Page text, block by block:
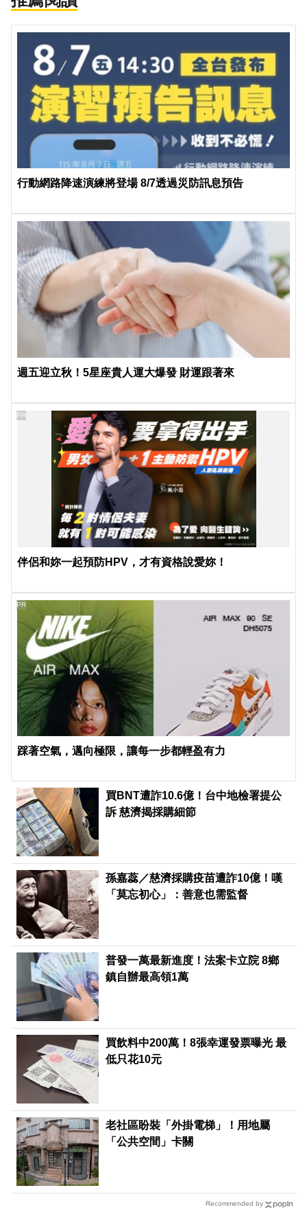
行動網路降速演練將登場 8/7透過災防訊息預告
週五迎立秋！5星座貴人運大爆發 財運跟著來
伴侶和妳一起預防HPV，才有資格說愛妳！
PR
踩著空氣，邁向極限，讓每一步都輕盈有力
PR
買BNT遭詐10.6億！台中地檢署提公
訴 慈濟揭採購細節
孫嘉蕊／慈濟採購疫苗遭詐10億！嘆
「莫忘初心」：善意也需監督
普發一萬最新進度！法案卡立院 8鄉
鎮自辦最高領1萬
買飲料中200萬！8張幸運發票曝光 最
低只花10元
老社區盼裝「外掛電梯」！用地屬
「公共空間」卡關
Recommended by